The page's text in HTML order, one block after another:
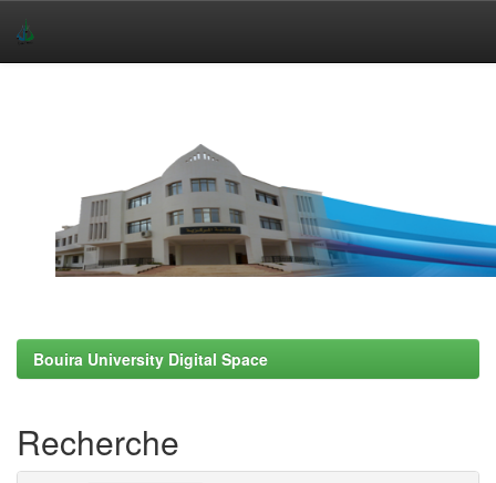
Bouira University Digital Space
Recherche